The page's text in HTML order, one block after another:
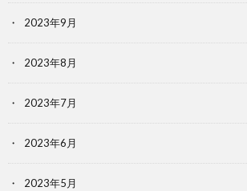
2023年9月
2023年8月
2023年7月
2023年6月
2023年5月